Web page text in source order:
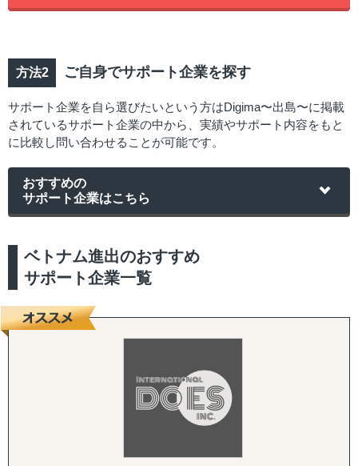
ご自身でサポート企業を探す
サポート企業を自ら選びたいという方はDigima〜出島〜に掲載
されているサポート企業の中から、実績やサポート内容をもと
に比較し問い合わせることが可能です。
おすすめの
サポート企業はこちら
ベトナム進出のおすすめ
サポート企業一覧